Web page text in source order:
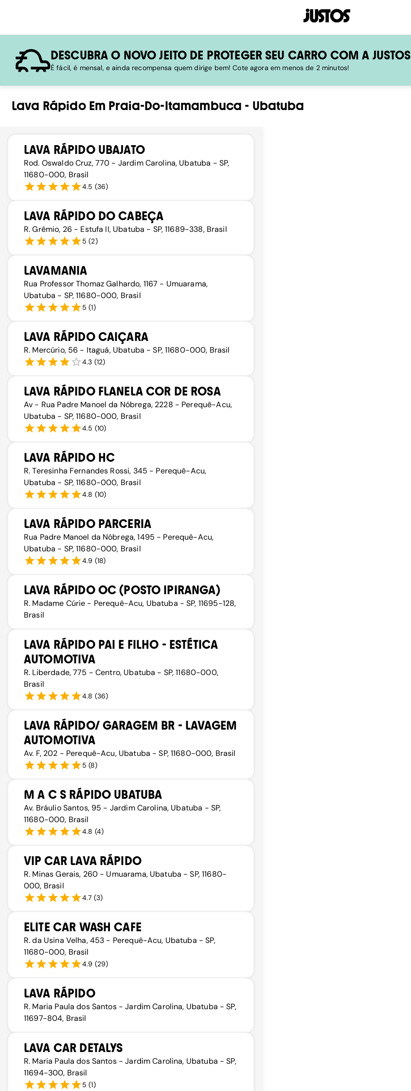
DESCUBRA O NOVO JEITO DE PROTEGER SEU CARRO COM A JUSTOS
É fácil, é mensal, e ainda recompensa quem dirige bem! Cote agora em menos de 2 minutos!
Lava RápidoEm Praia-Do-Itamambuca - Ubatuba
LAVA RÁPIDO UBAJATO
Rod. Oswaldo Cruz, 770 - Jardim Carolina, Ubatuba - SP,
11680-000, Brasil
4.5 (36)
LAVA RÁPIDO DO CABEÇA
R. Grêmio, 26 - Estufa II, Ubatuba - SP, 11689-338, Brasil
5 (2)
LAVAMANIA
Rua Professor Thomaz Galhardo, 1167 - Umuarama,
Ubatuba - SP, 11680-000, Brasil
5 (1)
LAVA RÁPIDO CAIÇARA
R. Mercúrio, 56 - Itaguá, Ubatuba - SP, 11680-000, Brasil
4.3 (12)
LAVA RÁPIDO FLANELA COR DE ROSA
Av - Rua Padre Manoel da Nóbrega, 2228 - Perequê-Acu,
Ubatuba - SP, 11680-000, Brasil
4.5 (10)
LAVA RÁPIDO HC
R. Teresinha Fernandes Rossi, 345 - Perequê-Acu,
Ubatuba - SP, 11680-000, Brasil
4.8 (10)
LAVA RÁPIDO PARCERIA
Rua Padre Manoel da Nóbrega, 1495 - Perequê-Acu,
Ubatuba - SP, 11680-000, Brasil
4.9 (18)
LAVA RÁPIDO OC (POSTO IPIRANGA)
R. Madame Cúrie - Perequê-Acu, Ubatuba - SP, 11695-128,
Brasil
LAVA RÁPIDO PAI E FILHO - ESTÉTICA
AUTOMOTIVA
R. Liberdade, 775 - Centro, Ubatuba - SP, 11680-000,
Brasil
4.8 (36)
LAVA RÁPIDO/ GARAGEM BR - LAVAGEM
AUTOMOTIVA
Av. F, 202 - Perequê-Acu, Ubatuba - SP, 11680-000, Brasil
5 (8)
M A C S RÁPIDO UBATUBA
Av. Bráulio Santos, 95 - Jardim Carolina, Ubatuba - SP,
11680-000, Brasil
4.8 (4)
VIP CAR LAVA RÁPIDO
R. Minas Gerais, 260 - Umuarama, Ubatuba - SP, 11680-
000, Brasil
4.7 (3)
ELITE CAR WASH CAFE
R. da Usina Velha, 453 - Perequê-Acu, Ubatuba - SP,
11680-000, Brasil
4.9 (29)
LAVA RÁPIDO
R. Maria Paula dos Santos - Jardim Carolina, Ubatuba - SP,
11697-804, Brasil
LAVA CAR DETALYS
R. Maria Paula dos Santos - Jardim Carolina, Ubatuba - SP,
11694-300, Brasil
5 (1)